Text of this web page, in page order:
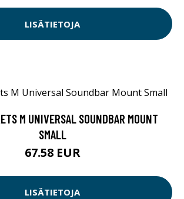
LISÄTIETOJA
M UNIVERSAL SOUNDBAR MOUNT
SMALL
67.58 EUR
LISÄTIETOJA